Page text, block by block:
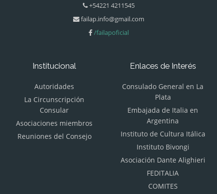
+54221 4211545
failap.info@gmail.com
/failapoficial
Institucional
Autoridades
La Circunscripción
Consular
Asociaciones miembros
Reuniones del Consejo
Enlaces de Interés
Consulado General en La
Plata
Embajada de Italia en
Argentina
Instituto de Cultura Itálica
Instituto Bivongi
Asociación Dante Alighieri
FEDITALIA
COMITES